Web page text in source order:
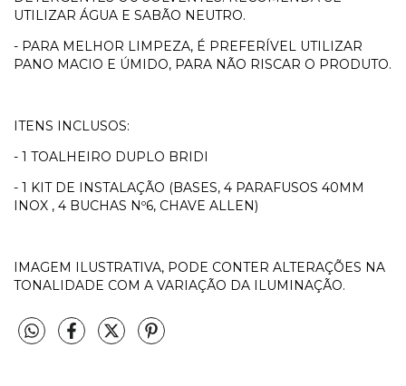
UTILIZAR ÁGUA E SABÃO NEUTRO.
- PARA MELHOR LIMPEZA, É PREFERÍVEL UTILIZAR
PANO MACIO E ÚMIDO, PARA NÃO RISCAR O PRODUTO.
ITENS INCLUSOS:
- 1 TOALHEIRO DUPLO BRIDI
- 1 KIT DE INSTALAÇÃO (BASES, 4 PARAFUSOS 40MM
INOX , 4 BUCHAS Nº6, CHAVE ALLEN)
IMAGEM ILUSTRATIVA, PODE CONTER ALTERAÇÕES NA
TONALIDADE COM A VARIAÇÃO DA ILUMINAÇÃO.